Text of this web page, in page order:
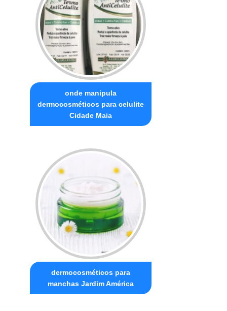
onde manipula
dermocosméticos para celulite
Cidade Maia
dermocosméticos para
manchas Jardim América